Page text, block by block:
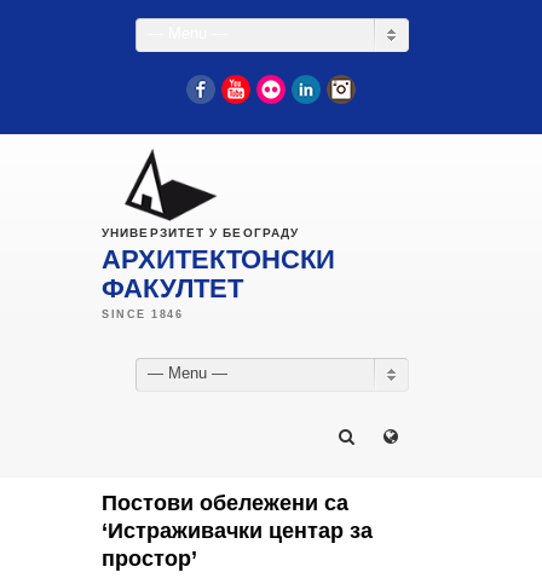
FacebookYouTube
Flickr LinkedIn
УНИВЕРЗИТЕТ У БЕОГРАДУ
АРХИТЕКТОНСКИ
ФАКУЛТЕТ
— Menu —
Постови обележени са
‘Истраживачки центар за
простор’